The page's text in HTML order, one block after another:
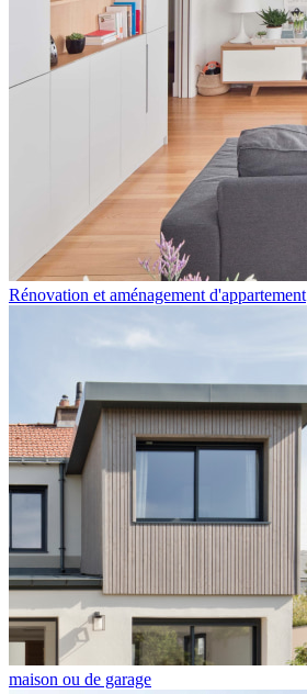
Rénovation et aménagement d'appartement
maison ou de garage